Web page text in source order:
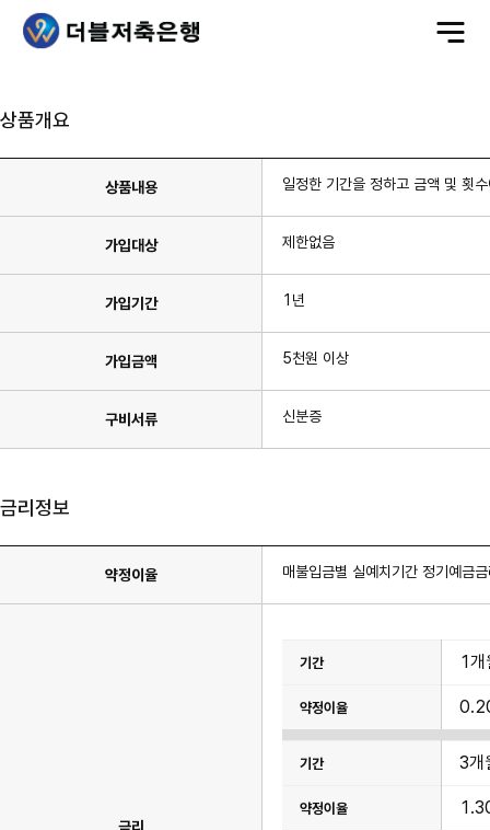
전
체
상품개요
상품내용 일정한 기간을 정하고 금액 및 횟
가입대상 제한없음
가입기간 1년
가입금액 5천원 이상
구비서류 신분증
금리정보
약정이율 매불입금별 실예치기간 정기예금
간,
1개
3개